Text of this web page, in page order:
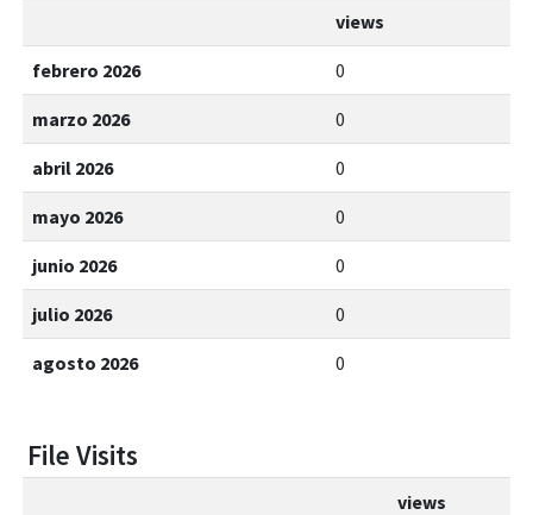
views
febrero 2026 0
marzo 2026 0
abril 2026 0
mayo 2026 0
junio 2026 0
julio 2026 0
agosto 2026 0
File Visits
views